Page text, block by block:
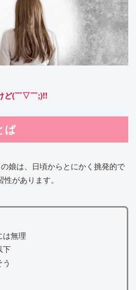
ど(￣▽￣;)!!
ば
娘は、日頃からとにかく挑発的で
があります。
無理
下